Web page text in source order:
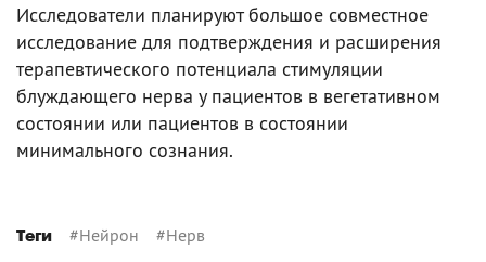
Исследователи планируют большое совместное
исследование для подтверждения и расширения
терапевтического потенциала стимуляции
блуждающего нерва у пациентов в вегетативном
состоянии или пациентов в состоянии
минимального сознания.
Теги #Нейрон #Нерв